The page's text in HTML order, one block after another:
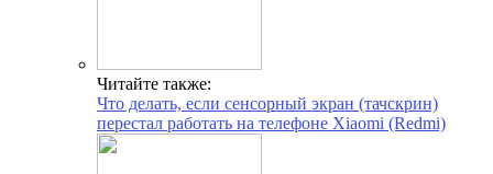
Читайте также:
Что делать, если сенсорный экран (тачскрин)
перестал работать на телефоне Xiaomi (Redmi)